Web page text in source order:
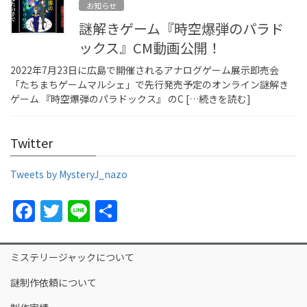
お知らせ
謎解きゲーム『時空爆弾のパラド
ックス』CM動画公開！
2022年7月23日に広島で開催されるアナログゲーム展示即売会
「たちまちゲームマルシェ」で先行発売予定のオンライン謎解き
ゲーム 『時空爆弾のパラドックス』 のC […続きを読む]
Twitter
Tweets by MysteryJ_nazo
F
a
c
e
b
T
w
itt
er
Li
n
e ar
ミステリージャックについて
謎制作依頼について